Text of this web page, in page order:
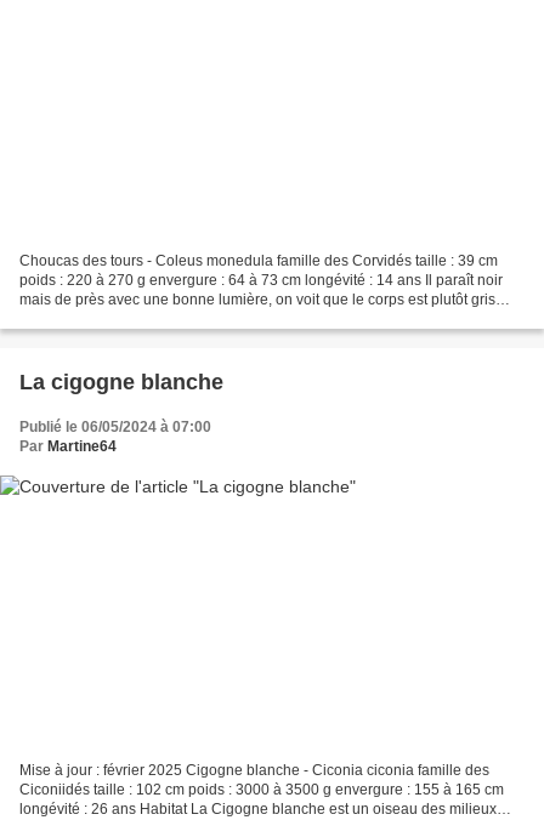
Choucas des tours - Coleus monedula famille des Corvidés taille : 39 cm
poids : 220 à 270 g envergure : 64 à 73 cm longévité : 14 ans Il paraît noir
mais de près avec une bonne lumière, on voit que le corps est plutôt gris
La cigogne blanche
Publié le 06/05/2024 à 07:00
Par Martine64
Mise à jour : février 2025 Cigogne blanche - Ciconia ciconia famille des
Ciconiidés taille : 102 cm poids : 3000 à 3500 g envergure : 155 à 165 cm
longévité : 26 ans Habitat La Cigogne blanche est un oiseau des milieux